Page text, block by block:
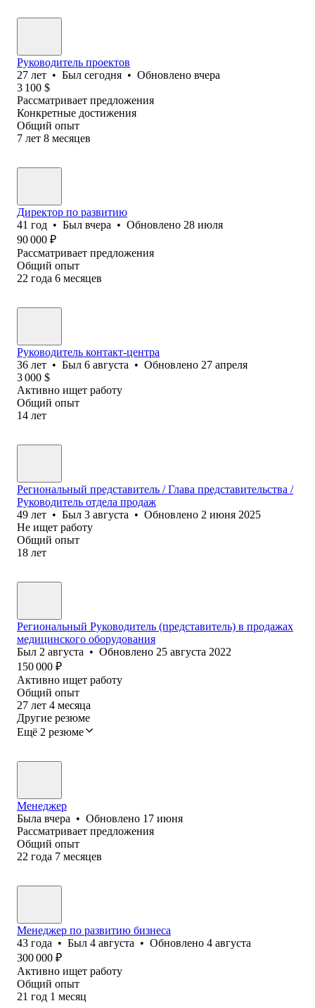
Руководитель проектов
27 лет • Был сегодня • Обновлено вчера
3 100 $
Рассматривает предложения
Конкретные достижения
Общий опыт
7 лет 8 месяцев
Директор по развитию
41 год • Был вчера • Обновлено 28 июля
90 000 ₽
Рассматривает предложения
Общий опыт
22 года 6 месяцев
Руководитель контакт-центра
36 лет • Был 6 августа • Обновлено 27 апреля
3 000 $
Активно ищет работу
Общий опыт
14 лет
Региональный представитель / Глава представительства /
Руководитель отдела продаж
49 лет • Был 3 августа • Обновлено 2 июня 2025
Не ищет работу
Общий опыт
18 лет
Региональный Руководитель (представитель) в продажах
медицинского оборудования
Был 2 августа • Обновлено 25 августа 2022
150 000 ₽
Активно ищет работу
Общий опыт
27 лет 4 месяца
Другие резюме
Ещё 2 резюме
Менеджер
Была вчера • Обновлено 17 июня
Рассматривает предложения
Общий опыт
22 года 7 месяцев
Менеджер по развитию бизнеса
43 года • Был 4 августа • Обновлено 4 августа
300 000 ₽
Активно ищет работу
Общий опыт
21 год 1 месяц